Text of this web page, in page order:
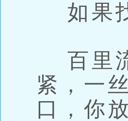
如果
百里
紧，一
口，你